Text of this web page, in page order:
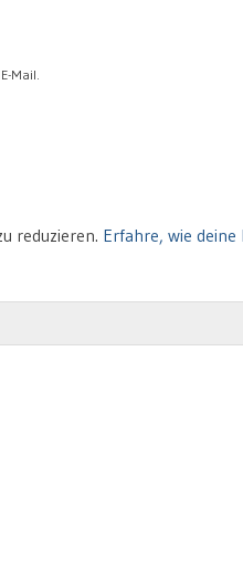
Mail.
reduzieren. Erfahre, wie